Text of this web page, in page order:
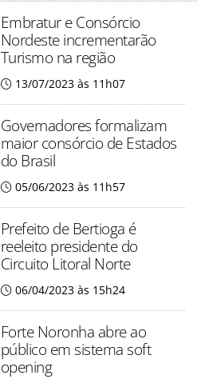
Embratur e Consórcio
Nordeste incrementarão
Turismo na região
13/07/2023 às 11h07
Governadores formalizam
maior consórcio de Estados
do Brasil
05/06/2023 às 11h57
Prefeito de Bertioga é
reeleito presidente do
Circuito Litoral Norte
06/04/2023 às 15h24
Forte Noronha abre ao
público em sistema soft
opening